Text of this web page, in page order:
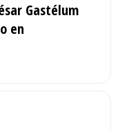
Gastélum
en